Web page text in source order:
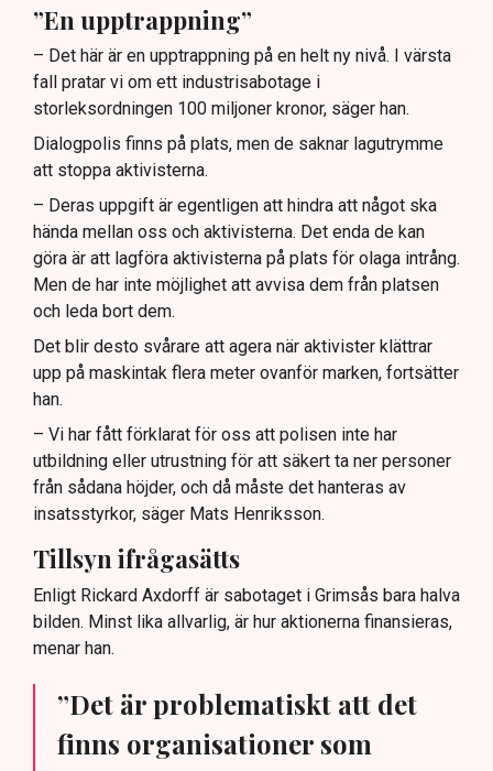
”En upptrappning”
– Det här är en upptrappning på en helt ny nivå. I värsta
fall pratar vi om ett industrisabotage i
storleksordningen 100 miljoner kronor, säger han.
Dialogpolis finns på plats, men de saknar lagutrymme
att stoppa aktivisterna.
– Deras uppgift är egentligen att hindra att något ska
hända mellan oss och aktivisterna. Det enda de kan
göra är att lagföra aktivisterna på plats för olaga intrång.
Men de har inte möjlighet att avvisa dem från platsen
och leda bort dem.
Det blir desto svårare att agera när aktivister klättrar
upp på maskintak flera meter ovanför marken, fortsätter
han.
– Vi har fått förklarat för oss att polisen inte har
utbildning eller utrustning för att säkert ta ner personer
från sådana höjder, och då måste det hanteras av
insatsstyrkor, säger Mats Henriksson.
Tillsyn ifrågasätts
Enligt Rickard Axdorff är sabotaget i Grimsås bara halva
bilden. Minst lika allvarlig, är hur aktionerna finansieras,
menar han.
”Det är problematiskt att det
finns organisationer som